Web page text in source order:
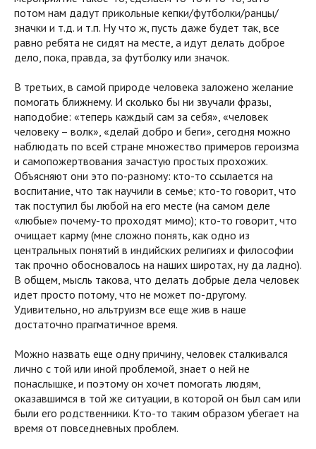
потом нам дадут прикольные кепки/футболки/ранцы/
значки и т.д. и т.п. Ну что ж, пусть даже будет так, все
равно ребята не сидят на месте, а идут делать доброе
дело, пока, правда, за футболку или значок.
В третьих, в самой природе человека заложено желание
помогать ближнему. И сколько бы ни звучали фразы,
наподобие: «теперь каждый сам за себя», «человек
человеку – волк», «делай добро и беги», сегодня можно
наблюдать по всей стране множество примеров героизма
и самопожертвования зачастую простых прохожих.
Объясняют они это по-разному: кто-то ссылается на
воспитание, что так научили в семье; кто-то говорит, что
так поступил бы любой на его месте (на самом деле
«любые» почему-то проходят мимо); кто-то говорит, что
очищает карму (мне сложно понять, как одно из
центральных понятий в индийских религиях и философии
так прочно обосновалось на наших широтах, ну да ладно).
В общем, мысль такова, что делать добрые дела человек
идет просто потому, что не может по-другому.
Удивительно, но альтруизм все еще жив в наше
достаточно прагматичное время.
Можно назвать еще одну причину, человек сталкивался
лично с той или иной проблемой, знает о ней не
понаслышке, и поэтому он хочет помогать людям,
оказавшимся в той же ситуации, в которой он был сам или
были его родственники. Кто-то таким образом убегает на
время от повседневных проблем.